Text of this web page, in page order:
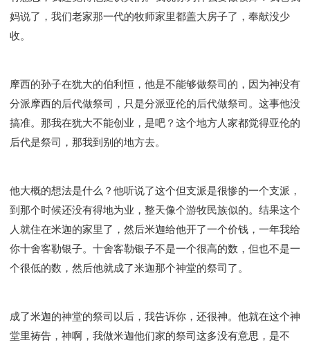
妈说了，我们老家那一代的牧师家里都盖大房子了，奉献没少
收。
摩西的孙子在犹大的伯利恒，他是不能够做祭司的，因为神没有
分派摩西的后代做祭司，只是分派亚伦的后代做祭司。这事他没
搞准。那我在犹大不能创业，是吧？这个地方人家都觉得亚伦的
后代是祭司，那我到别的地方去。
他大概的想法是什么？他听说了这个但支派是很惨的一个支派，
到那个时候还没有得地为业，整天像个游牧民族似的。结果这个
人就住在米迦的家里了，然后米迦给他开了一个价钱，一年我给
你十舍客勒银子。十舍客勒银子不是一个很高的数，但也不是一
个很低的数，然后他就成了米迦那个神堂的祭司了。
成了米迦的神堂的祭司以后，我告诉你，还很神。他就在这个神
堂里祷告，神啊，我做米迦他们家的祭司这多没有意思，是不